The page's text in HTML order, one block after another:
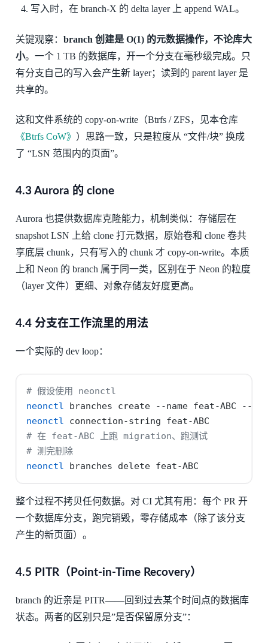
写入时，在 branch-X 的 delta layer 上 append WAL。
关键观察： branch 创建是 O(1) 的元数据操作，不论库大
小。一个 1 TB 的数据库，开一个分支在毫秒级完成。只
有分支自己的写入会产生新 layer；读到的 parent layer 是
共享的。
这和文件系统的 copy-on-write（Btrfs / ZFS，见本仓库
《Btrfs CoW》 ）思路一致，只是粒度从 “文件/块” 换成
了 “LSN 范围内的页面”。
4.3 Aurora 的 clone
Aurora 也提供数据库克隆能力，机制类似：存储层在
snapshot LSN 上给 clone 打元数据，原始卷和 clone 卷共
享底层 chunk，只有写入的 chunk 才 copy-on-write。本质
上和 Neon 的 branch 属于同一类，区别在于 Neon 的粒度
（layer 文件）更细、对象存储友好度更高。
4.4 分支在工作流里的用法
一个实际的 dev loop：
# 假设使用 neonctl
neonctl branches create --name feat-ABC
--
neonctl connection-string feat-ABC
# 在 feat-ABC 上跑 migration、跑测试
# 测完删除
neonctl branches delete feat-ABC
整个过程不拷贝任何数据。对 CI 尤其有用：每个 PR 开
一个数据库分支，跑完销毁，零存储成本（除了该分支
产生的新页面）。
4.5 PITR（Point-in-Time Recovery）
branch 的近亲是 PITR——回到过去某个时间点的数据库
状态。两者的区别只是”是否保留原分支”：